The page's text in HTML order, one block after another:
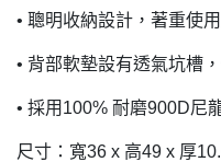
• 聰明收納設計，著重使
• 背部軟墊設有透氣坑槽
• 採用100% 耐磨900D尼
尺寸：寬36 x 高49 x 厚